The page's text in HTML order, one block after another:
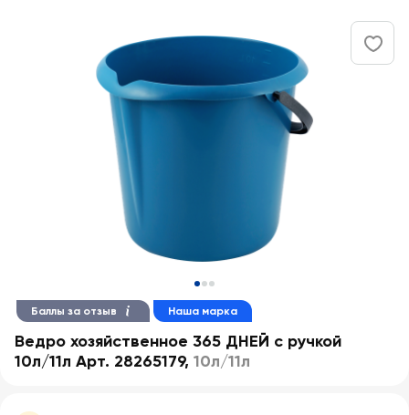
Баллы за отзыв Наша марка
Ведро хозяйственное 365 ДНЕЙ с ручкой
10л/11л Арт. 28265179, 10л/11л